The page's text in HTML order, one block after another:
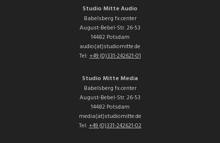
Studio Mitte Audio
Babelsberg fx.center
August-Bebel-Str. 26-53
14482 Potsdam
audio(at)studiomitte.de
Tel:+49 (0)331-242621-01
Studio Mitte Media
Babelsberg fx.center
August-Bebel-Str. 26-53
14482 Potsdam
media(at)studiomitte.de
Tel:+49 (0)331-242621-02